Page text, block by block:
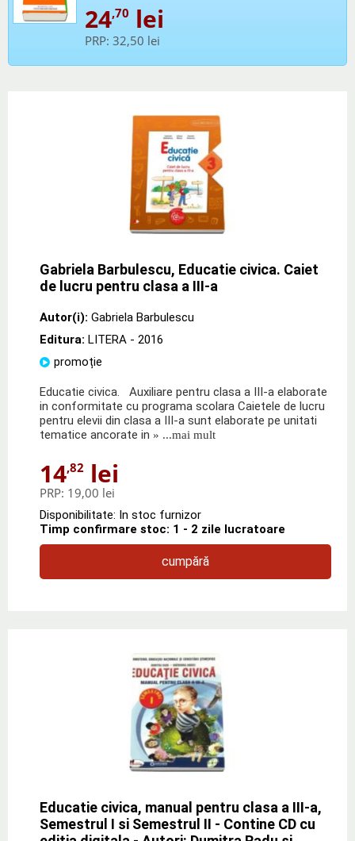
24,70 lei
PRP: 32,50 lei
Gabriela Barbulescu, Educatie civica. Caiet
de lucru pentru clasa a III-a
Autor(i): Gabriela Barbulescu
Editura: LITERA - 2016
promoție
Educatie civica. Auxiliare pentru clasa a III‑a elaborate
in conformitate cu programa scolara Caietele de lucru
pentru elevii din clasa a III‑a sunt elaborate pe unitati
tematice ancorate in » ...mai mult
14,82 lei
PRP: 19,00 lei
Disponibilitate: In stoc furnizor
Timp confirmare stoc: 1 - 2 zile lucratoare
cumpără
Educatie civica, manual pentru clasa a III-a,
Semestrul I si Semestrul II - Contine CD cu